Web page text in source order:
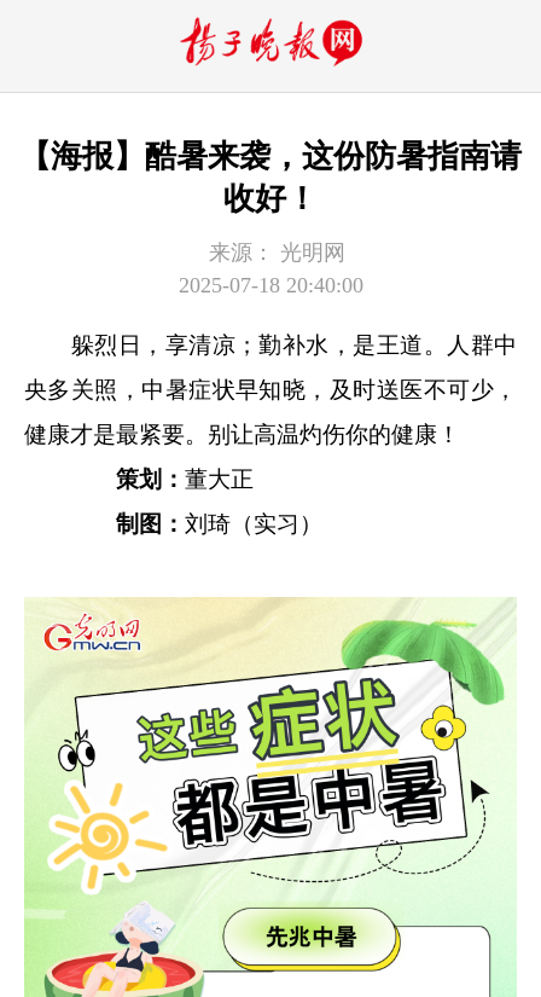
【海报】酷暑来袭，这份防暑指南请
收好！
来源：
光明网
2025-07-18 20:40:00
躲烈日，享清凉；勤补水，是王道。人群中
央多关照，中暑症状早知晓，及时送医不可少，
健康才是最紧要。别让高温灼伤你的健康！
策划： 董大正
制图： 刘琦（实习）